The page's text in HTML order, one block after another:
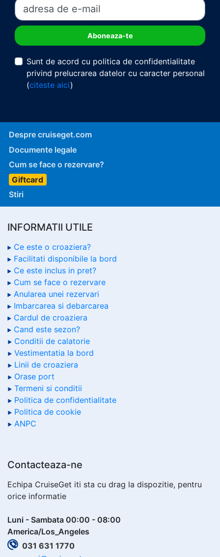
Sunt de acord cu politica de confidentialitate
privind prelucrarea datelor cu caracter personal
(citeste aici)
Despre cruiseget.com
Documente legale
Cum se face o rezervare?
Giftcard
Stiri
INFORMATII UTILE
Ce este o croaziera?
Facilitati disponibile la bord
Ce este inclus in pret?
Cum se face o rezervare
Anularea unei rezervari
Imbarcarea si debarcarea
Cardul de croaziera
Cand este sezon?
Conditii de calatorie
Vestimentatia la bord
Linii de croaziera
Orase port
Termeni si conditii
Politica de confidentialitate
Politica de cookie
ANPC
Contacteaza-ne
Echipa CruiseGet iti sta cu drag la dispozitie, pentru
orice informatie
Luni - Sambata 00:00 - 08:00
America/Los_Angeles
031 631 1770